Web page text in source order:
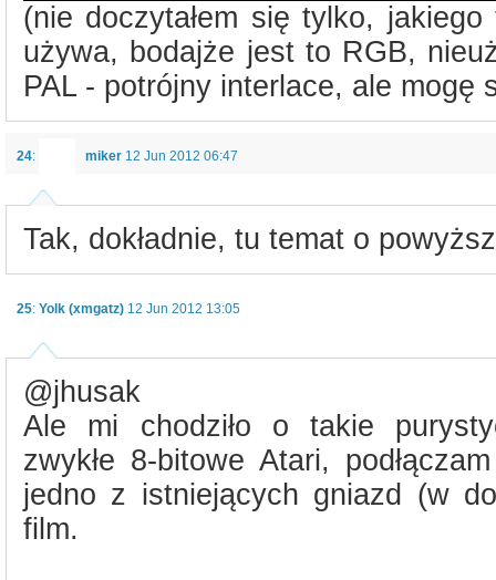
(nie doczytałem się tylko,
używa, bodajże jest to RGB,
PAL - potrójny interlace, ale mogę
24: miker 12 Jun 2012 06:47
Tak, dokładnie, tu temat o
25: Yolk (xmgatz) 12 Jun 2012 13:05
@jhusak
Ale mi chodziło o takie
zwykłe 8-bitowe Atari,
jedno z istniejących gniazd (w
film.